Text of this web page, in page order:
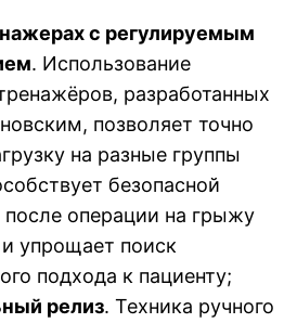
с регулируемым
. Использование
разработанных
позволяет точно
на разные группы
безопасной
после операции на грыжу
упрощает поиск
подхода к пациенту;
релиз. Техника ручного